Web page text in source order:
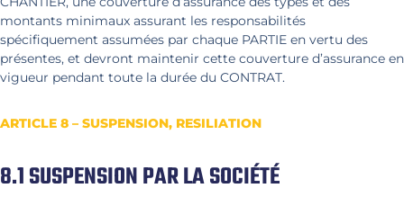
montants minimaux assurant les responsabilités
spécifiquement assumées par chaque PARTIE en vertu des
présentes, et devront maintenir cette couverture d’assurance en
vigueur pendant toute la durée du CONTRAT.
ARTICLE 8 – SUSPENSION, RESILIATION
8.1 SUSPENSION PAR LA SOCIÉTÉ